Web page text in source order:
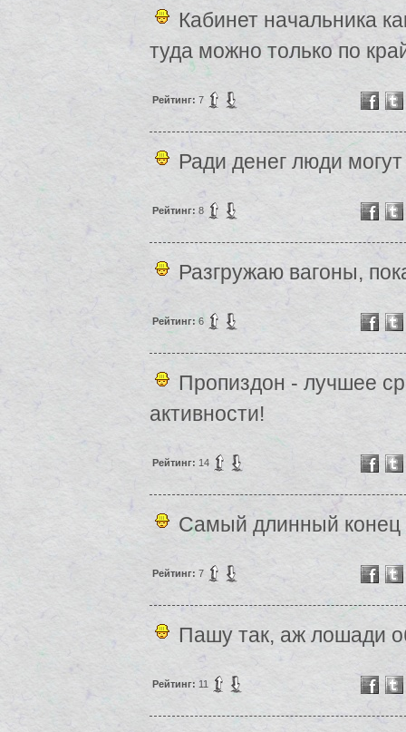
Кабинет начальника
туда можно только по
Рейтинг: 7
Ради денег люди
Рейтинг: 8
Разгружаю вагоны,
Рейтинг: 6
Пропиздон - лучшее
активности!
Рейтинг: 14
Самый длинный конец
Рейтинг: 7
Пашу так, аж лошади
Рейтинг: 11